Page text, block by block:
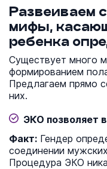
Развеиваем
мифы,
ребенка
Существует много
формированием
Предлагаем прямо
них.
ЭКО позволяет
Факт: Гендер
соединении
Процедура ЭКО